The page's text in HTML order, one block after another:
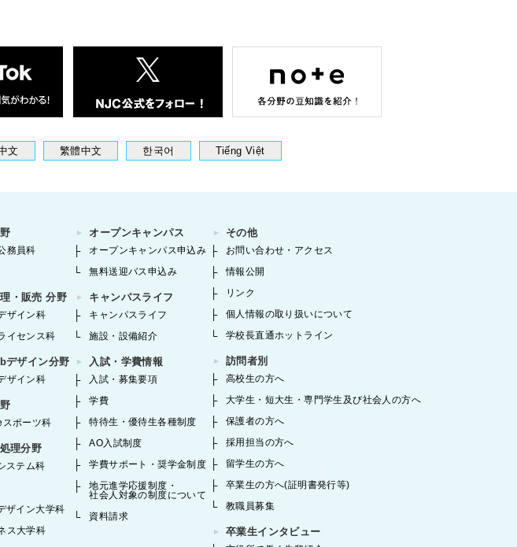
文 繁體中文 한국어 Tiếng Việt
務員科
・販売 分野
ザイン科
イセンス科
デザイン分野
ザイン科
スポーツ科
理分野
ステム科
ザイン大学科
ス大学科
オープンキャンパス
オープンキャンパス申込み
無料送迎バス申込み
キャンパスライフ
キャンパスライフ
施設・設備紹介
入試・学費情報
入試・募集要項
学費
特待生・優待生各種制度
AO入試制度
学費サポート・奨学金制度
地元進学応援制度・
社会人対象の制度について
資料請求
その他
お問い合わせ・アクセス
情報公開
リンク
個人情報の取り扱いについて
学校長直通ホットライン
訪問者別
高校生の方へ
大学生・短大生・専門学生及び社会人の方へ
保護者の方へ
採用担当の方へ
留学生の方へ
卒業生の方へ(証明書発行等)
教職員募集
卒業生インタビュー